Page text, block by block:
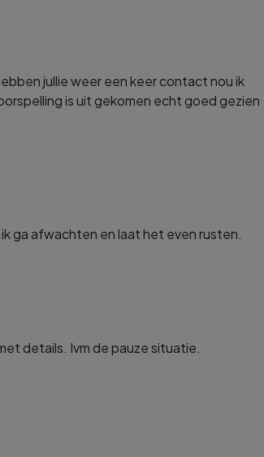
jullie weer een keer contact nou ik
is uit gekomen echt goed gezien
ga afwachten en laat het even rusten.
details. Ivm de pauze situatie.